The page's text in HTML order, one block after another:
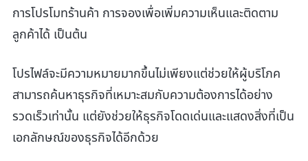
การโปรโมทร้านค้า การจองเพื่อเพิ่มความเห็นและติดตาม
ลูกค้าได้ เป็นต้น
โปรไฟล์จะมีความหมายมากขึ้นไม่เพียงแต่ช่วยให้ผู้บริโภค
สามารถค้นหาธุรกิจที่เหมาะสมกับความต้องการได้อย่าง
รวดเร็วเท่านั้น แต่ยังช่วยให้ธุรกิจโดดเด่นและแสดงสิ่งที่เป็น
เอกลักษณ์ของธุรกิจได้อีกด้วย